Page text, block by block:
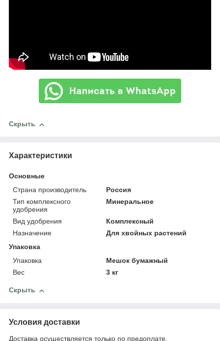
Скрыть
Характеристики
Основные
Страна производитель
Россия
Тип комплексного
удобрения
Минеральное
Вид удобрения
Комплексный
Назначение
Для хвойных растений
Упаковка
Упаковка
Мешок бумажный
Вес
3 кг
Скрыть
Условия доставки
Доставка осуществляется только по предоплате.